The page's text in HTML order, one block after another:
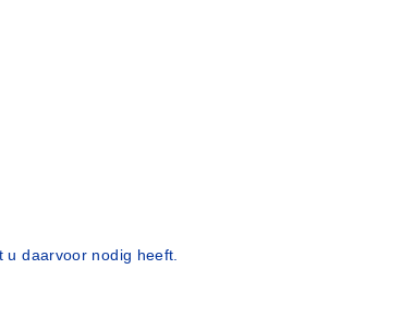
u daarvoor nodig heeft.